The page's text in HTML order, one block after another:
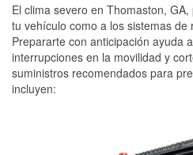
El clima severo en Thomaston,
tu vehículo como a los sistemas de
Prepararte con anticipación ayuda
interrupciones en la movilidad y
suministros recomendados para
incluyen: